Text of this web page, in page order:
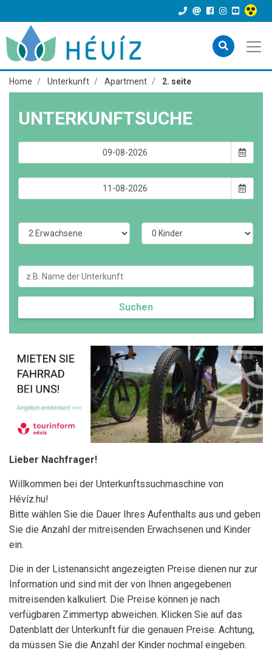
Home Unterkunft Apartment 2. seite
UNTERKUNFTSUCHE
Suchen
Lieber Nachfrager!
Willkommen bei der Unterkunftssuchmaschine von
Hévíz.hu!
Bitte wählen Sie die Dauer Ihres Aufenthalts aus und geben
Sie die Anzahl der mitreisenden Erwachsenen und Kinder
ein.
Die in der Listenansicht angezeigten Preise dienen nur zur
Information und sind mit der von Ihnen angegebenen
mitreisenden kalkuliert. Die Preise können je nach
verfügbaren Zimmertyp abweichen. Klicken Sie auf das
Datenblatt der Unterkunft für die genauen Preise. Achtung,
da müssen Sie die Anzahl der Kinder nochmal eingeben.